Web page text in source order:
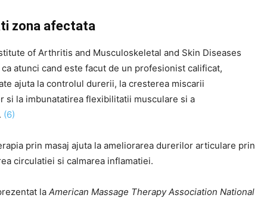
zona afectata
of Arthritis and Musculoskeletal and Skin Diseases
atunci cand este facut de un profesionist calificat,
ajuta la controlul durerii, la cresterea miscarii
si la imbunatatirea flexibilitatii musculare si a
(6)
prin masaj ajuta la ameliorarea durerilor articulare prin
circulatiei si calmarea inflamatiei.
la American Massage Therapy Association National